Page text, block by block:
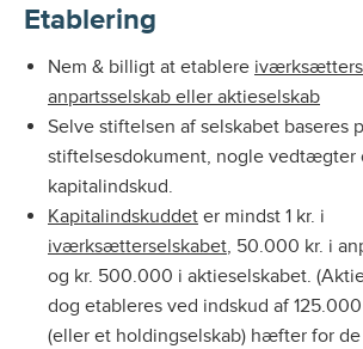
Etablering
Nem & billigt at etablere
anpartsselskab eller aktieselskab
Selve stiftelsen af selskabet baseres
stiftelsesdokument, nogle vedtægter
kapitalindskud.
Kapitalindskuddet er mindst 1 kr. i
iværksætterselskabet, 50.000 kr. i
og kr. 500.000 i aktieselskabet.
dog etableres ved indskud af
(eller et holdingselskab) hæfter for